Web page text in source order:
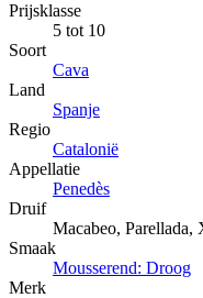
Prijsklasse
5 tot 10
Soort
Cava
Land
Spanje
Regio
Catalonië
Appellatie
Penedès
Druif
Macabeo, Parellada,
Smaak
Mousserend: Droog
Merk